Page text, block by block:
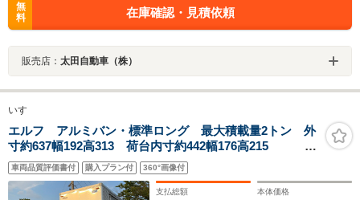
無
料
在庫確認・見積依頼
販売店： 太田自動車（株）
いすゞ
エルフ アルミバン・標準ロング 最大積載量2トン 外
寸約637幅192高313 荷台内寸約442幅176高215
ETC バックカメラ サイドドア ラッシングレール2
段 バックカメラ
車両品質評価書付 購入プラン付 360°画像付
支払総額 本体価格